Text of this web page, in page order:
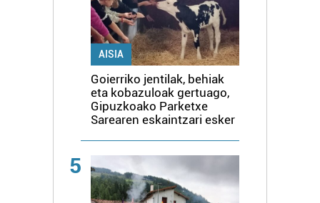
AISIA
Goierriko jentilak, behiak
eta kobazuloak gertuago,
Gipuzkoako Parketxe
Sarearen eskaintzari esker
5